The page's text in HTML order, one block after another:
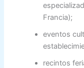
Francia);
eventos
recintos